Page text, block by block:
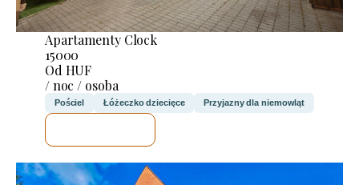
Apartamenty Clock
15000
Od HUF
/ noc / osoba
Pościel Łóżeczko dziecięce Przyjazny dla niemowląt